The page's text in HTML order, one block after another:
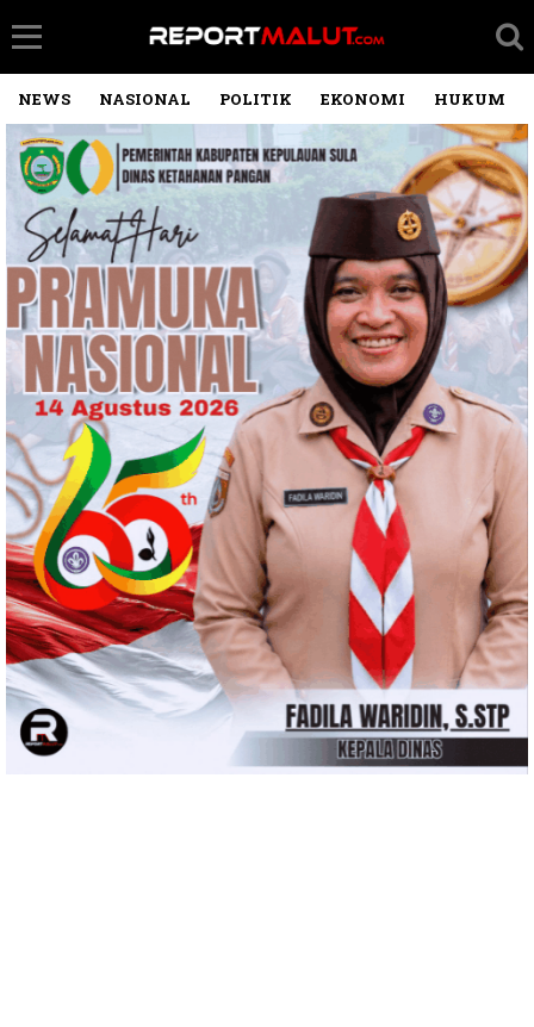
NEWS NASIONAL POLITIK EKONOMI HUKUM